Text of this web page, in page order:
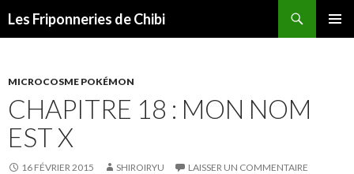
Les Friponneries de Chibi
MICROCOSME POKÉMON
CHAPITRE 18 : MON NOM
EST X
16 FÉVRIER 2015 SHIROIRYU LAISSER UN COMMENTAIRE